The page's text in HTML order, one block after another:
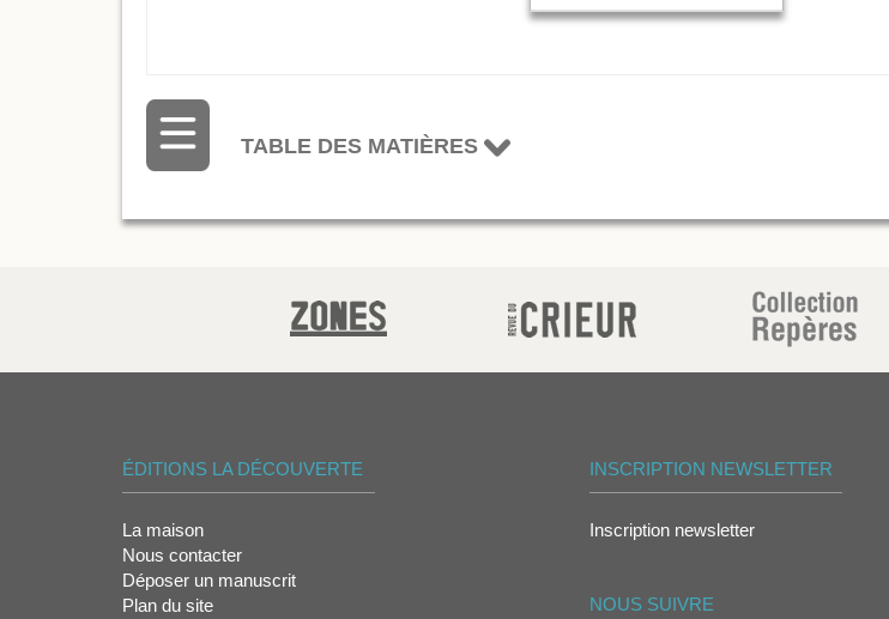
TABLE DES MATIÈRES
ÉDITIONS LA DÉCOUVERTE
La maison
Nous contacter
Déposer un manuscrit
Plan du site
INSCRIPTION NEWSLETTER
Inscription newsletter
NOUS SUIVRE